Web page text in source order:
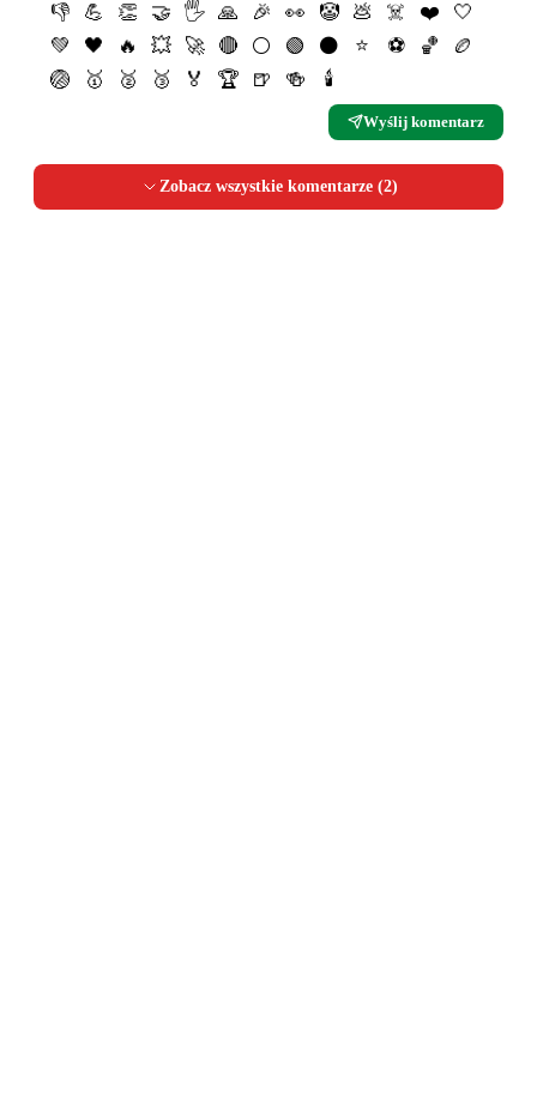
👎
💪 👏 🤝 🖐 🙏 🎉 👀 🤡 💩 ☠️ ❤️
🤍
💚
🖤 🔥 💥 🚀 🔴 ⚪️ 🟢 ⚫️ ⭐️ ⚽️ 🏀
🏉
🏐
🥇 🥈 🥉 🏅 🏆 🍺 🍻 🕯
Wyślij komentarz
Zobacz wszystkie komentarze (2)